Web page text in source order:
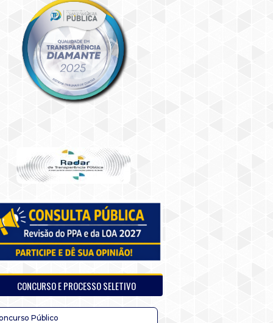
CONCURSO E PROCESSO SELETIVO
Público